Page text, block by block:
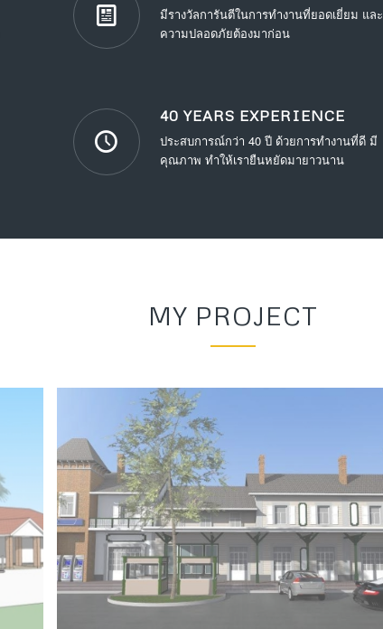
มีรางวัลการันตีในการทำงานที่ยอดเยี่ยม และ
ความปลอดภัยต้องมาก่อน
40 YEARS EXPERIENCE
ประสบการณ์กว่า 40 ปี ด้วยการทำงานที่ดี มี
คุณภาพ ทำให้เรายืนหยัดมายาวนาน
MY PROJECT